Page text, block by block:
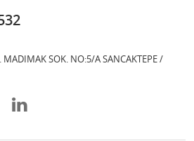
SOK. NO:5/A SANCAKTEPE /